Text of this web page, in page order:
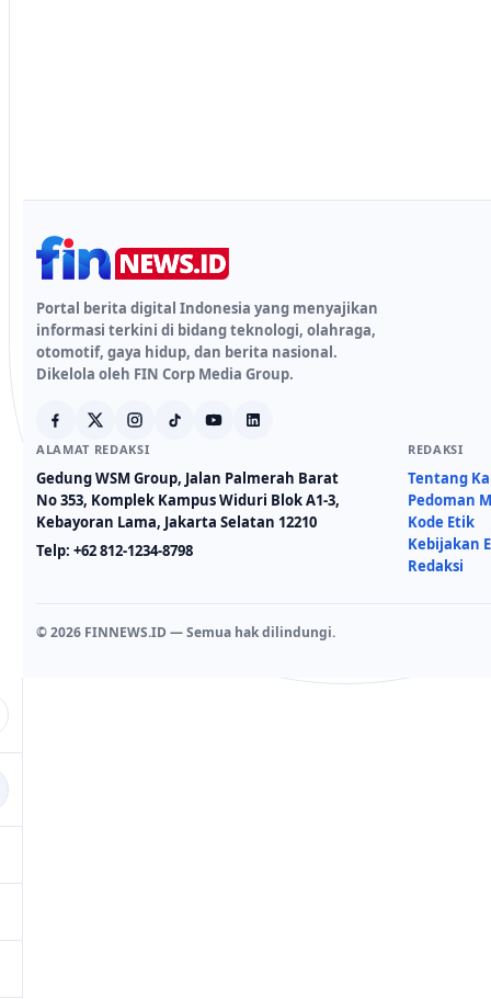
Portal berita digital Indonesia yang menyajikan
informasi terkini di bidang teknologi, olahraga,
otomotif, gaya hidup, dan berita nasional.
Dikelola oleh FIN Corp Media Group.
ALAMAT REDAKSI
Gedung WSM Group, Jalan Palmerah Barat
No 353, Komplek Kampus Widuri Blok A1-3,
Kebayoran Lama, Jakarta Selatan 12210
Telp: +62 812-1234-8798
REDAKSI
Tentang
Pedoman
Kode Etik
Kebijakan
Redaksi
© 2026 FINNEWS.ID — Semua hak dilindungi.